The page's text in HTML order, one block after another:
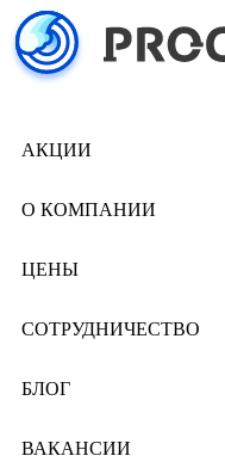
АКЦИИ
О КОМПАНИИ
ЦЕНЫ
СОТРУДНИЧЕСТВО
БЛОГ
ВАКАНСИИ